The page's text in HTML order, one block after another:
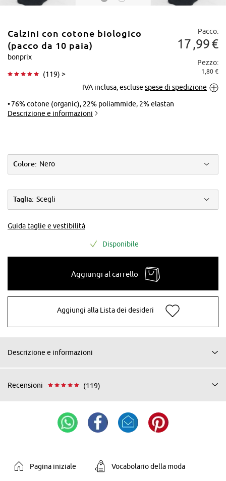
ingrandire
Calzini con cotone biologico
(pacco da 10 paia)
bonprix
(119) >
Pacco:
17 99€
Pezzo:
1,80 €
IVA inclusa, escluse spese di spedizione
76% cotone (organic), 22% poliammide, 2% elastan
Descrizione e informazioni
Colore: Nero
Taglia: Scegli
Guida taglie e vestibilità
Disponibile
Aggiungi al carrello
Aggiungi alla Lista dei desideri
Descrizione e informazioni
Recensioni (119)
Pagina iniziale Vocabolario della moda